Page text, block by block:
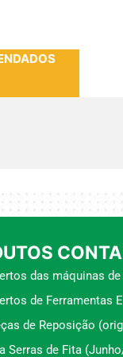
das máquinas
de Ferramentas
de Reposição
Serras de Fita